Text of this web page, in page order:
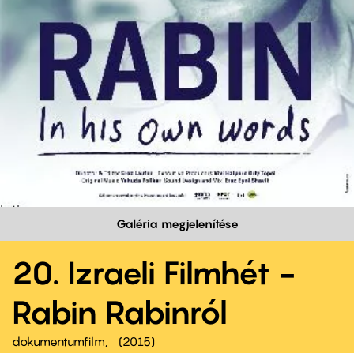
Galéria megjelenítése
20. Izraeli Filmhét -
Rabin Rabinról
dokumentumfilm
2015